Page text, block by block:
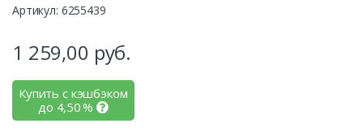
Артикул: 6255439
1 259,00 руб.
Купить с кэшбэком
до 4,50%